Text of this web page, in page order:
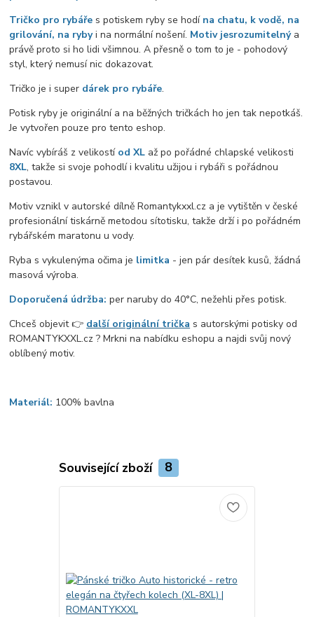
Tričko pro rybáře s potiskem ryby se hodína chatu, k vodě, na
grilování, na rybyi na normální nošení. Motiv jesrozumitelnýa
právě proto si ho lidi všimnou. A přesně o tom to je - pohodový
styl, který nemusí nic dokazovat.
Tričko je i super dárek pro rybáře.
Potisk ryby je originální a na běžných tričkách ho jen tak nepotkáš.
Je vytvořen pouze pro tento eshop.
Navíc vybíráš z velikostí od XL až po pořádné chlapské velikosti
8XL, takže si svoje pohodlí i kvalitu užijou i rybáři s pořádnou
postavou.
Motiv vznikl v autorské dílně Romantykxxl.cz a je vytištěn v české
profesionální tiskárně metodou sítotisku, takže drží i po pořádném
rybářském maratonu u vody.
Ryba s vykulenýma očima je limitka - jen pár desítek kusů, žádná
masová výroba.
Doporučená údržba: per naruby do 40°C, nežehli přes potisk.
Chceš objevit 👉 další originální trička s autorskými potisky od
ROMANTYKXXL.cz ? Mrkni na nabídku eshopu a najdi svůj nový
oblíbený motiv.
Materiál: 100% bavlna
Související zboží 8